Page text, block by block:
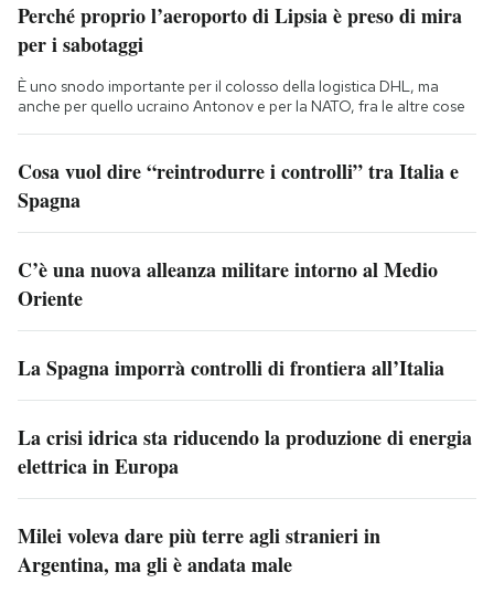
Perché proprio l’aeroporto di Lipsia è preso di mira
per i sabotaggi
È uno snodo importante per il colosso della logistica DHL, ma
anche per quello ucraino Antonov e per la NATO, fra le altre cose
Cosa vuol dire “reintrodurre i controlli” tra Italia e
Spagna
C’è una nuova alleanza militare intorno al Medio
Oriente
La Spagna imporrà controlli di frontiera all’Italia
La crisi idrica sta riducendo la produzione di energia
elettrica in Europa
Milei voleva dare più terre agli stranieri in
Argentina, ma gli è andata male